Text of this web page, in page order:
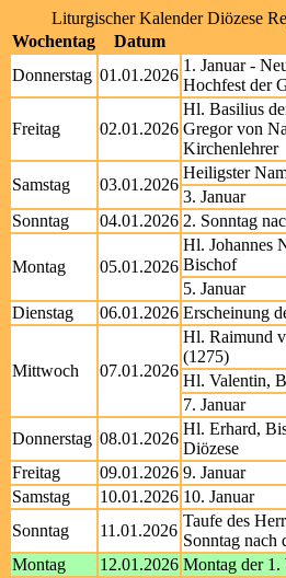
Liturgischer Kalender Diözese
Wochentag
Datum
Donnerstag 01.01.2026
1. Januar -
Hochfest der
Freitag 02.01.2026
Hl. Basilius
Gregor von
Kirchenlehrer
Samstag
03.01.2026
Heiligster
3. Januar
Sonntag
04.01.2026 2. Sonntag
Montag 05.01.2026
Hl. Johannes
Bischof
5. Januar
Dienstag
06.01.2026 Erscheinung
Mittwoch 07.01.2026
Hl. Raimund
(1275)
Hl. Valentin,
7. Januar
Donnerstag 08.01.2026
Hl. Erhard,
Diözese
Freitag
09.01.2026 9. Januar
Samstag
10.01.2026 10. Januar
Sonntag
11.01.2026
Taufe des
Sonntag nach
Montag
12.01.2026 Montag der 1.